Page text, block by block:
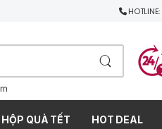
HOTLINE:
HỘP QUÀ TẾT HOT DEAL